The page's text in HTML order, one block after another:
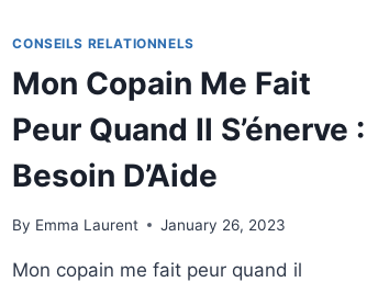
CONSEILS RELATIONNELS
Mon Copain Me Fait
Peur Quand Il S’énerve :
Besoin D’Aide
By Emma Laurent January 26, 2023
Mon copain me fait peur quand il